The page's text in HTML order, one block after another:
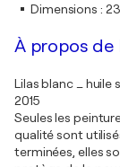
Dimensions :
À propos de
Lilas blanc _ huile
2015
Seules les
qualité sont
terminées, elles